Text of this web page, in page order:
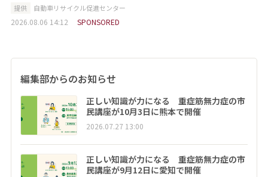
提供 自動車リサイクル促進センター
2026.08.06 14:12 SPONSORED
編集部からのお知らせ
正しい知識が力になる 重症筋無力症の市
民講座が10月3日に熊本で開催
2026.07.27 13:00
正しい知識が力になる 重症筋無力症の市
民講座が9月12日に愛知で開催